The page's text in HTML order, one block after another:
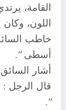
القامة،
اللون، وكان
خاطب
أسطى “.
أشار السائق
قال الرجل :
“.